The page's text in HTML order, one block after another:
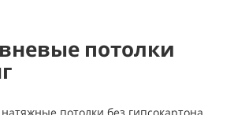
потолки